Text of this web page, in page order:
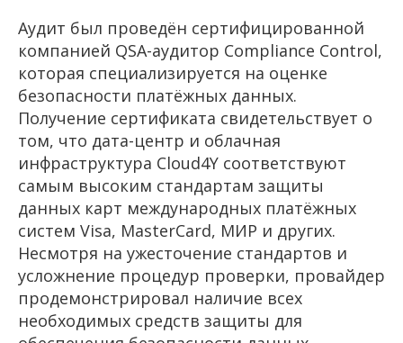
Аудит был проведён сертифицированной
компанией QSA-аудитор Compliance Control,
которая специализируется на оценке
безопасности платёжных данных.
Получение сертификата свидетельствует о
том, что дата-центр и облачная
инфраструктура Cloud4Y соответствуют
самым высоким стандартам защиты
данных карт международных платёжных
систем Visa, MasterCard, МИР и других.
Несмотря на ужесточение стандартов и
усложнение процедур проверки, провайдер
продемонстрировал наличие всех
необходимых средств защиты для